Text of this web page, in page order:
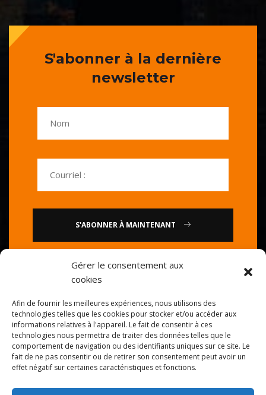
Gérer le consentement aux
cookies
Afin de fournir les meilleures expériences, nous utilisons des
technologies telles que les cookies pour stocker et/ou accéder aux
informations relatives à l'appareil. Le fait de consentir à ces
technologies nous permettra de traiter des données telles que le
comportement de navigation ou des identifiants uniques sur ce site. Le
fait de ne pas consentir ou de retirer son consentement peut avoir un
effet négatif sur certaines caractéristiques et fonctions.
S'abonner à la dernière
newsletter
S'ABONNER À MAINTENANT
ou
84739585